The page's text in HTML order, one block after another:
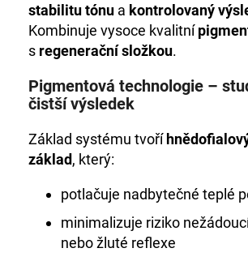
stabilitu tónu a kontrolovaný
Kombinuje vysoce kvalitní
s regenerační složkou.
Pigmentová technologie –
čistší výsledek
Základ systému tvoří
základ, který:
potlačuje nadbytečné teplé
minimalizuje riziko
nebo žluté reflexe
m
+DE
LUXE
ČERNÁ